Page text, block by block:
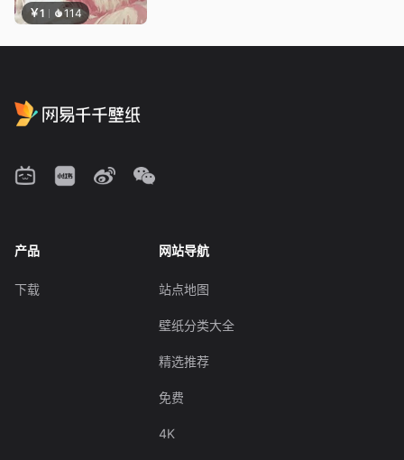
￥1 114
产品
下载
网站导航
站点地图
壁纸分类大全
精选推荐
免费
4K